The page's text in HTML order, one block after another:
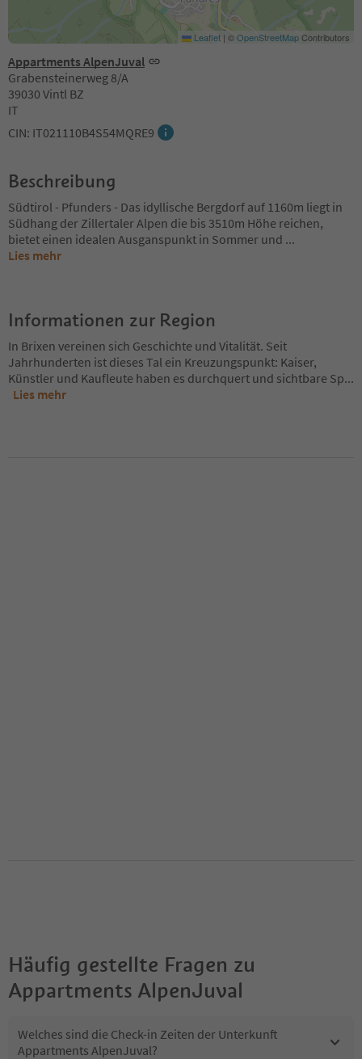
Appartments AlpenJuval
Grabensteinerweg 8/A
39030 Vintl BZ
IT
CIN: IT021110B4S54MQRE9
Leaflet | ©OpenStreetMapContributors
Beschreibung
Südtirol - Pfunders - Das idyllische Bergdorf auf 1160m liegt in
Südhang der Zillertaler Alpen die bis 3510m Höhe reichen,
bietet einen idealen Ausganspunkt in Sommer und ...
Lies mehr
Informationen zur Region
In Brixen vereinen sich Geschichte und Vitalität. Seit
Jahrhunderten ist dieses Tal ein Kreuzungspunkt: Kaiser,
Künstler und Kaufleute haben es durchquert und sichtbare Sp...
Lies mehr
Häufig gestellte Fragen zu
Appartments AlpenJuval
Welches sind die Check-in Zeiten der Unterkunft
Appartments AlpenJuval?